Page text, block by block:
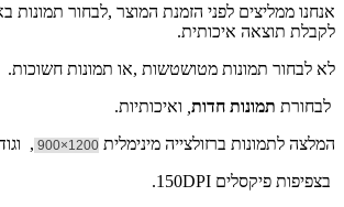
אנחנו ממליצים לפני הזמנת המוצר ,לבחור תמונות
לקבלת תוצאה איכותית.
לא לבחור תמונות מטושטשות ,או תמונות חשוכות.
לבחורת תמונות חדות ואיכותיות.
המלצה לתמונות ברזולצייה מינימלית 1200×900
,
בצפיפות פיקסלים 150DPI.